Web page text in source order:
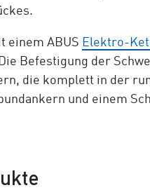
einem ABUS Elektro-
Befestigung der
die komplett in der
und einem